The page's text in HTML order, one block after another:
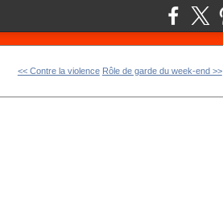
<< Contre la violence Rôle de garde du week-end >>